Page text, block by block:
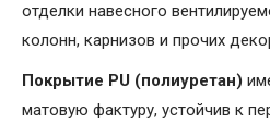
отделки навесного
колонн, карнизов и прочих
Покрытие PU (полиуретан)
матовую фактуру, устойчив к